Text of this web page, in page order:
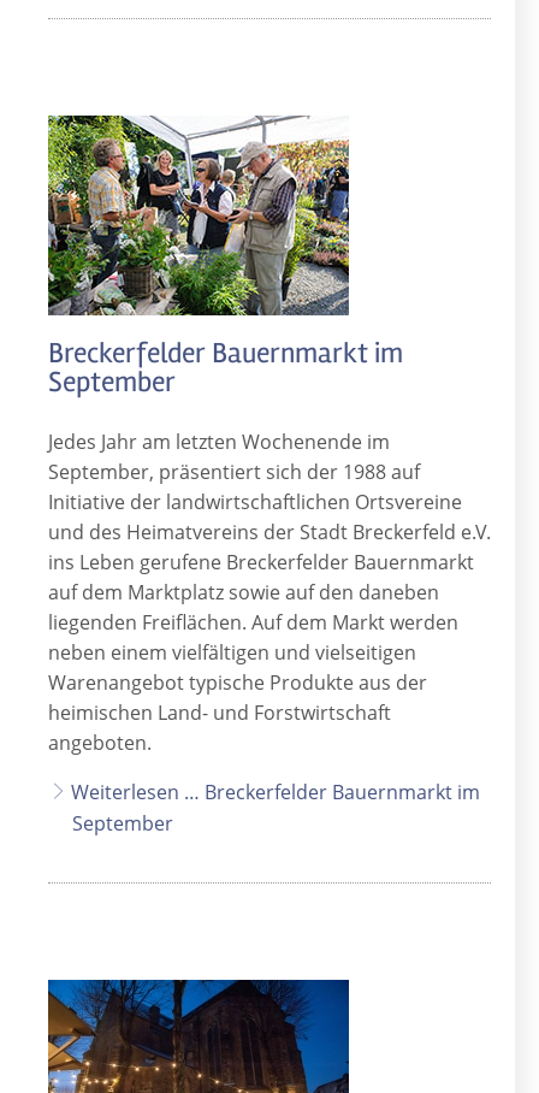
Breckerfelder Bauernmarkt im
September
Jedes Jahr am letzten Wochenende im
September, präsentiert sich der 1988 auf
Initiative der landwirtschaftlichen Ortsvereine
und des Heimatvereins der Stadt Breckerfeld e.V.
ins Leben gerufene Breckerfelder Bauernmarkt
auf dem Marktplatz sowie auf den daneben
liegenden Freiflächen. Auf dem Markt werden
neben einem vielfältigen und vielseitigen
Warenangebot typische Produkte aus der
heimischen Land- und Forstwirtschaft
angeboten.
Weiterlesen … Breckerfelder Bauernmarkt im
September